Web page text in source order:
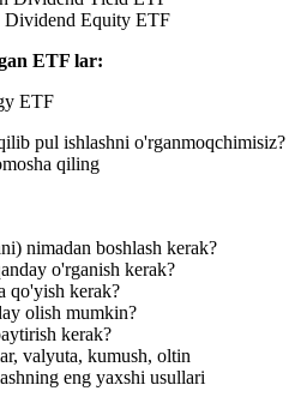
Dividend Equity ETF
ETF lar:
ETF
pul ishlashni o'rganmoqchimisiz?
qiling
nimadan boshlash kerak?
o'rganish kerak?
qo'yish kerak?
olish mumkin?
kerak?
valyuta, kumush, oltin
eng yaxshi usullari